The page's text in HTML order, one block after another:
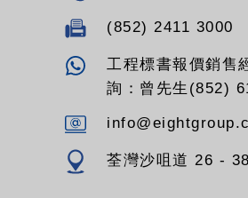
(852) 2411 3000
工程標書報價銷售
詢：曾先生(852)
荃灣沙咀道 26 -